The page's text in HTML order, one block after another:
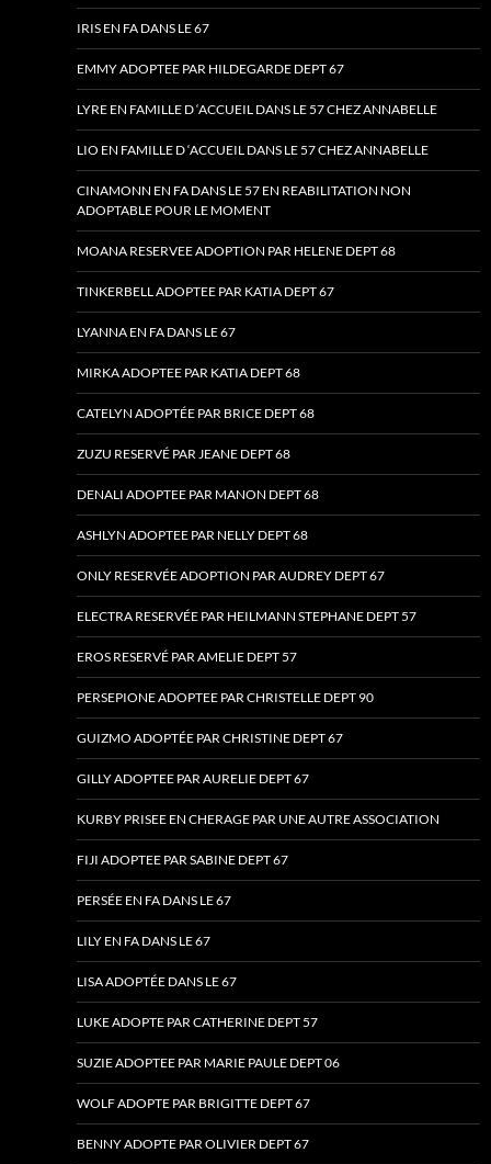
IRIS EN FA DANS LE 67
EMMY ADOPTEE PAR HILDEGARDE DEPT 67
LYRE EN FAMILLE D ‘ACCUEIL DANS LE 57 CHEZ ANNABELLE
LIO EN FAMILLE D ‘ACCUEIL DANS LE 57 CHEZ ANNABELLE
CINAMONN EN FA DANS LE 57 EN REABILITATION NON
ADOPTABLE POUR LE MOMENT
MOANA RESERVEE ADOPTION PAR HELENE DEPT 68
TINKERBELL ADOPTEE PAR KATIA DEPT 67
LYANNA EN FA DANS LE 67
MIRKA ADOPTEE PAR KATIA DEPT 68
CATELYN ADOPTÉE PAR BRICE DEPT 68
ZUZU RESERVÉ PAR JEANE DEPT 68
DENALI ADOPTEE PAR MANON DEPT 68
ASHLYN ADOPTEE PAR NELLY DEPT 68
ONLY RESERVÉE ADOPTION PAR AUDREY DEPT 67
ELECTRA RESERVÉE PAR HEILMANN STEPHANE DEPT 57
EROS RESERVÉ PAR AMELIE DEPT 57
PERSEPIONE ADOPTEE PAR CHRISTELLE DEPT 90
GUIZMO ADOPTÉE PAR CHRISTINE DEPT 67
GILLY ADOPTEE PAR AURELIE DEPT 67
KURBY PRISEE EN CHERAGE PAR UNE AUTRE ASSOCIATION
FIJI ADOPTEE PAR SABINE DEPT 67
PERSÉE EN FA DANS LE 67
LILY EN FA DANS LE 67
LISA ADOPTÉE DANS LE 67
LUKE ADOPTE PAR CATHERINE DEPT 57
SUZIE ADOPTEE PAR MARIE PAULE DEPT 06
WOLF ADOPTE PAR BRIGITTE DEPT 67
BENNY ADOPTE PAR OLIVIER DEPT 67